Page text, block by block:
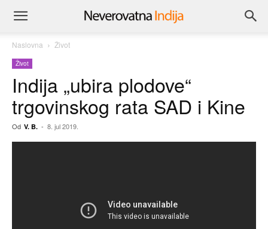
Naslovna Život
Život
Indija „ubira plodove“
trgovinskog rata SAD i Kine
Od V. B. - 8. jul 2019.